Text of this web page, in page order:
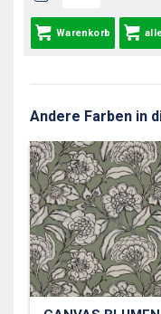
Warenkorb
Andere Farben in